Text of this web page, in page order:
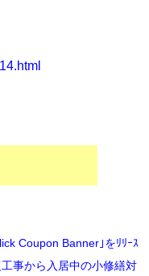
Coupon Banner｣をﾘﾘｰｽ
工事から入居中の小修繕対